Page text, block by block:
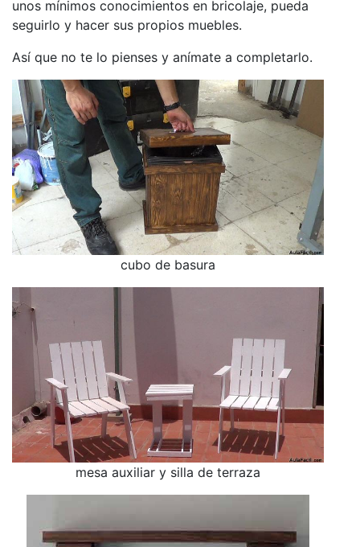
unos mínimos conocimientos en bricolaje, pueda
seguirlo y hacer sus propios muebles.
Así que no te lo pienses y anímate a completarlo.
cubo de basura
mesa auxiliar y silla de terraza